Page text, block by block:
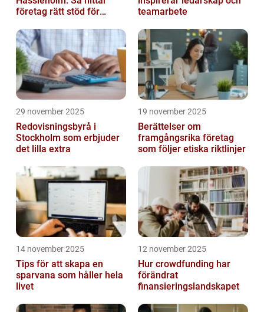
företag rätt stöd för
teamarbete
29 november 2025
Redovisningsbyrå i
Stockholm som erbjuder
det lilla extra
19 november 2025
Berättelser om
framgångsrika företag
som följer etiska riktlinjer
14 november 2025
Tips för att skapa en
sparvana som håller hela
livet
12 november 2025
Hur crowdfunding har
förändrat
finansieringslandskapet